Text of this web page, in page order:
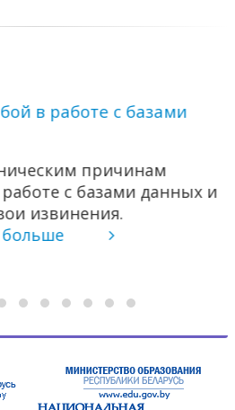
в работе с базами
причинам
с базами данных и
извинения.